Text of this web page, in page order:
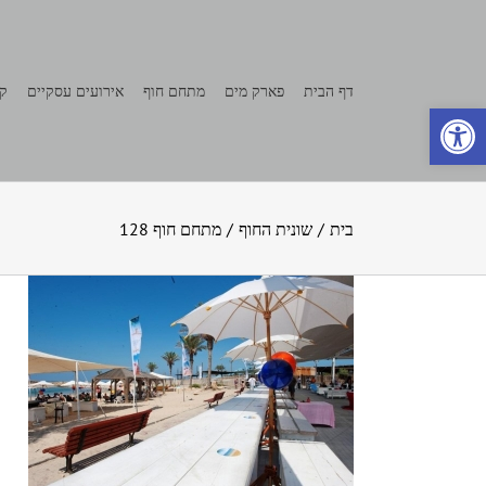
פתח סרגל נגישות
דף הבית פארק מים מתחם חוף אירועים עסקיים
בית / שונית החוף / מתחם חוף 128